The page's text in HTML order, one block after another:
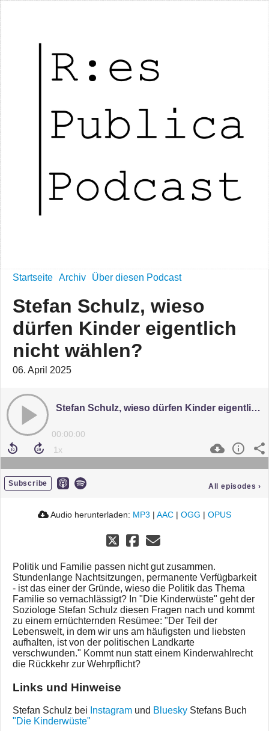
Startseite Archiv Über diesen Podcast
Stefan Schulz, wieso
dürfen Kinder eigentlich
nicht wählen?
06. April 2025
Stefan Schulz, wieso dürfen Kinder eigentlich nicht wählen?
00:00:00
Subscribe All episodes ›
Audio herunterladen: MP3 | AAC | OGG | OPUS
Politik und Familie passen nicht gut zusammen.
Stundenlange Nachtsitzungen, permanente Verfügbarkeit
- ist das einer der Gründe, wieso die Politik das Thema
Familie so vernachlässigt? In "Die Kinderwüste" geht der
Soziologe Stefan Schulz diesen Fragen nach und kommt
zu einem ernüchternden Resümee: "Der Teil der
Lebenswelt, in dem wir uns am häufigsten und liebsten
aufhalten, ist von der politischen Landkarte
verschwunden." Kommt nun statt einem Kinderwahlrecht
die Rückkehr zur Wehrpflicht?
Links und Hinweise
Stefan Schulz bei Instagram und Bluesky Stefans Buch
"Die Kinderwüste"